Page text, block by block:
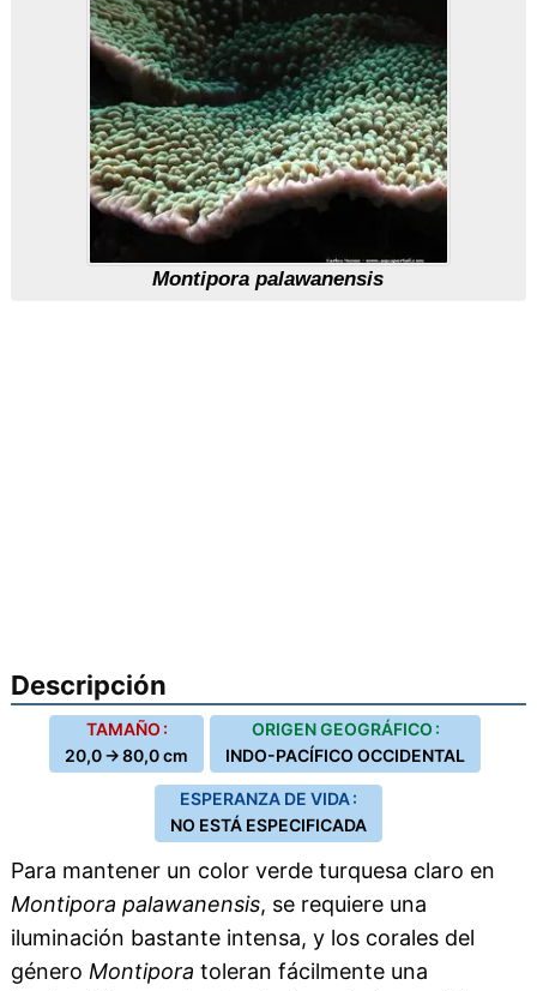
Montipora palawanensis
Descripción
TAMAÑO :
20,0 → 80,0 cm
ORIGEN GEOGRÁFICO :
INDO-PACÍFICO OCCIDENTAL
ESPERANZA DE VIDA :
NO ESTÁ ESPECIFICADA
Para mantener un color verde turquesa claro en
Montipora palawanensis, se requiere una
iluminación bastante intensa, y los corales del
género Montipora toleran fácilmente una